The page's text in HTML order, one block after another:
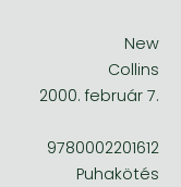
New
Collins
2000. február 7.
9780002201612
Puhakötés